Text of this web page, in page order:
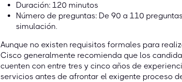
Duración: 120 minutos
Número de preguntas: De 90 a 110
simulación.
Aunque no existen requisitos formales para
Cisco generalmente recomienda que los
cuenten con entre tres y cinco años de
servicios antes de afrontar el exigente proceso